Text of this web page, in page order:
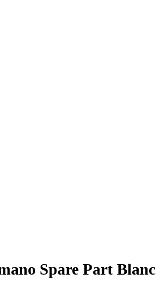
Spare Part Blanc